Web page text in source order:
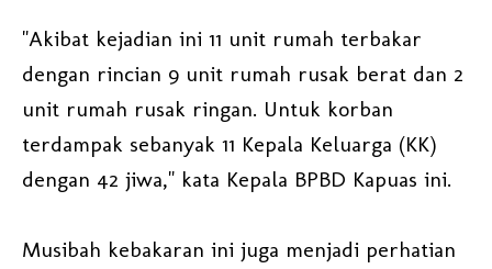
"Akibat kejadian ini 11 unit rumah terbakar
dengan rincian 9 unit rumah rusak berat dan 2
unit rumah rusak ringan. Untuk korban
terdampak sebanyak 11 Kepala Keluarga (KK)
dengan 42 jiwa," kata Kepala BPBD Kapuas ini.
Musibah kebakaran ini juga menjadi perhatian